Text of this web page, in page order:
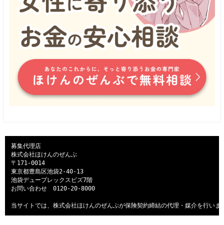
募集代理店
株式会社ほけんのぜんぶ
〒171-0014
東京都豊島区池袋2-40-13
池袋デュープレックスビズ7階
お問い合わせ 0120-20-8000
当サイトでは、株式会社ほけんのぜんぶが保険契約締結の代理・媒介を行いま